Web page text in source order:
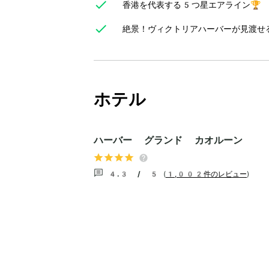
香港を代表する5つ星エアライン🏆
絶景！ヴィクトリアハーバーが見渡せ
ホテル
ハーバー グランド カオルーン
4.3 / 5 ( 1,002件のレビュー)